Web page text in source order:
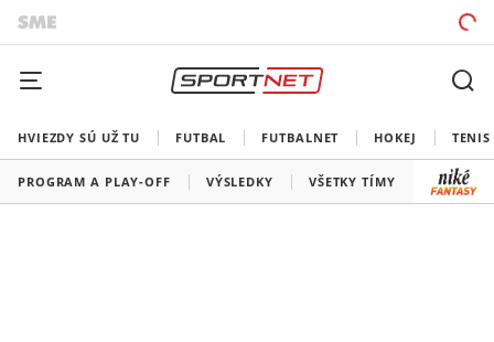
HVIEZDY SÚ UŽ TU FUTBAL FUTBALNET HOKEJ TENIS
PROGRAM A PLAY-OFF VÝSLEDKY VŠETKY TÍMY